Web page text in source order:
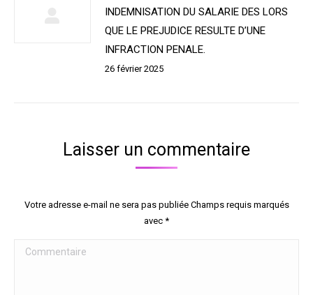
INDEMNISATION DU SALARIE DES LORS
QUE LE PREJUDICE RESULTE D’UNE
INFRACTION PENALE.
26 février 2025
Laisser un commentaire
Votre adresse e-mail ne sera pas publiée Champs requis marqués
avec *
Commentaire